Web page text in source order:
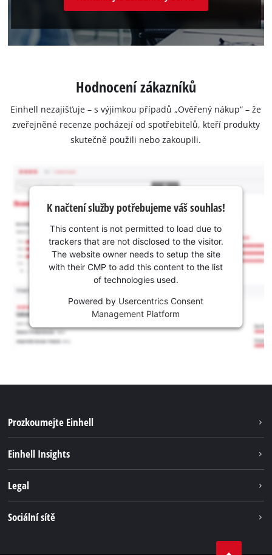
Hodnocení zákazníků
Einhell nezajišťuje – s výjimkou případů „Ověřený nákup“ – že
zveřejněné recenze pocházejí od spotřebitelů, kteří produkty
skutečně použili nebo zakoupili.
K načtení služby potřebujeme váš souhlas!
This content is not permitted to load due to
trackers that are not disclosed to the visitor.
The website owner needs to setup the site
with their CMP to add this content to the list
of technologies used.
Powered by Usercentrics Consent
Management Platform
Prozkoumejte Einhell
Systém akumulátorů
Einhell Insights
Legal
Sociální sítě